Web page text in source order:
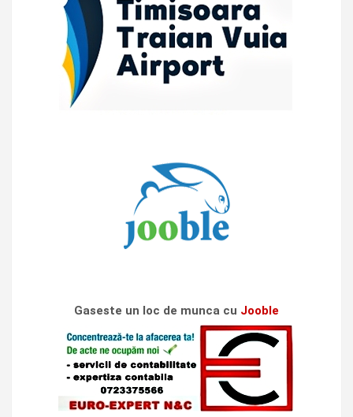
Gaseste un loc de munca cu Jooble